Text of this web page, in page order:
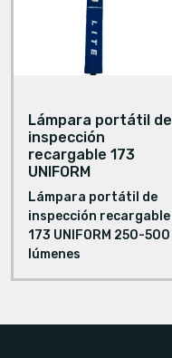
Lámpara portátil de
inspección
recargable 173
UNIFORM
Lámpara portátil de
inspección recargable
173 UNIFORM 250-500
lúmenes